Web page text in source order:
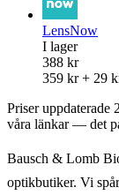
LensNow
I lager
388 kr
359 kr + 29
Priser
våra länkar — det
Bausch & Lomb
optikbutiker. Vi